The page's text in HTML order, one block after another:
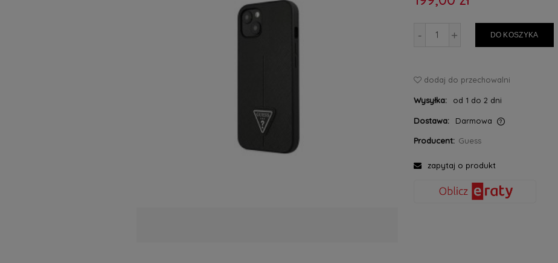
- + DO KOSZYKA
dodaj do przechowalni
Wysyłka: od 1 do 2 dni
Dostawa: Darmowa
Producent: Guess
zapytaj o produkt